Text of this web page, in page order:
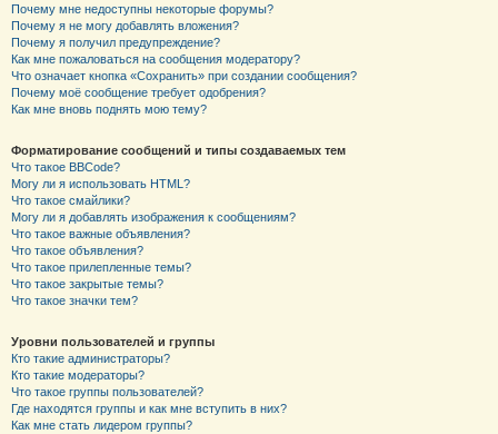
Почему мне недоступны некоторые форумы?
Почему я не могу добавлять вложения?
Почему я получил предупреждение?
Как мне пожаловаться на сообщения модератору?
Что означает кнопка «Сохранить» при создании сообщения?
Почему моё сообщение требует одобрения?
Как мне вновь поднять мою тему?
Форматирование сообщений и типы создаваемых тем
Что такое BBCode?
Могу ли я использовать HTML?
Что такое смайлики?
Могу ли я добавлять изображения к сообщениям?
Что такое важные объявления?
Что такое объявления?
Что такое прилепленные темы?
Что такое закрытые темы?
Что такое значки тем?
Уровни пользователей и группы
Кто такие администраторы?
Кто такие модераторы?
Что такое группы пользователей?
Где находятся группы и как мне вступить в них?
Как мне стать лидером группы?